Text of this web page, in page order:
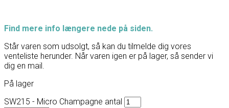
Find mere info længere nede på siden.
Står varen som udsolgt, så kan du tilmelde dig vores
venteliste herunder. Når varen igen er på lager, så sender vi
dig en mail.
På lager
SW215 - Micro Champagne antal